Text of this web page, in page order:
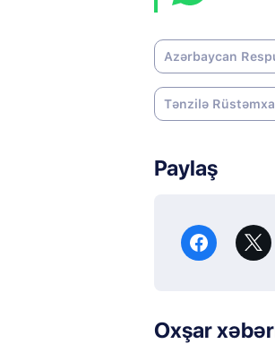
Azərbaycan
Tənzilə
Paylaş
Oxşar